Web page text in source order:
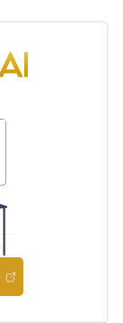
skillupai